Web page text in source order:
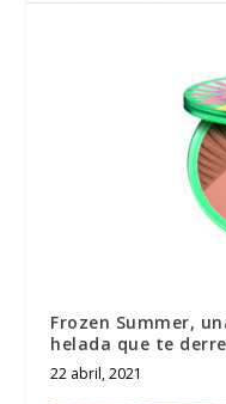
Frozen Summer,
helada que te
22 abril, 2021